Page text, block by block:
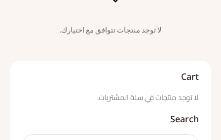
لا توجد منتجات تتوافق مع اختيارك.
Cart
لا توجد منتجات في سلة المشتريات.
Search